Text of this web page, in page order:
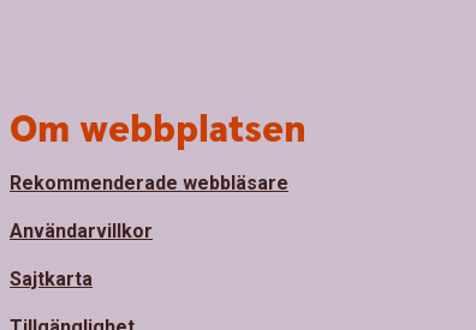
Om webbplatsen
Rekommenderade webbläsare
Användarvillkor
Sajtkarta